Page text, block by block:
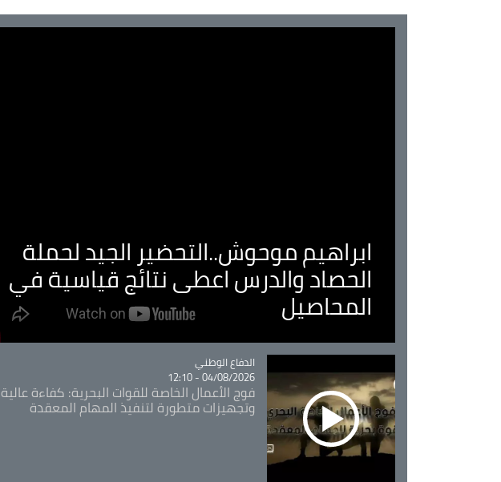
ابراهيم موحوش..التحضير الجيد لحملة
الحصاد والدرس اعطى نتائج قياسية في
المحاصيل
Catégorie
الدفاع الوطني
04/08/2026 - 12:10
فوج الأعمال الخاصة للقوات البحرية: كفاءة عالية
وتجهيزات متطورة لتنفيذ المهام المعقدة